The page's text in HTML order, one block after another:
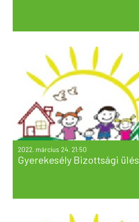
2022. március 24. 21:50
Gyerekesély Bizottsági ülés